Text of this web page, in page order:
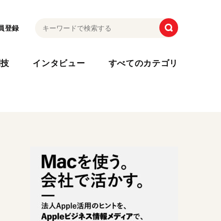
登録
インタビュー すべてのカテゴリ